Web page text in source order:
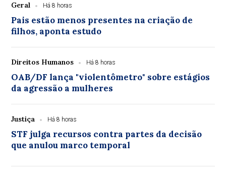
Geral Há 8 horas
Pais estão menos presentes na criação de
filhos, aponta estudo
Direitos Humanos Há 8 horas
OAB/DF lança "violentômetro" sobre estágios
da agressão a mulheres
Justiça Há 8 horas
STF julga recursos contra partes da decisão
que anulou marco temporal